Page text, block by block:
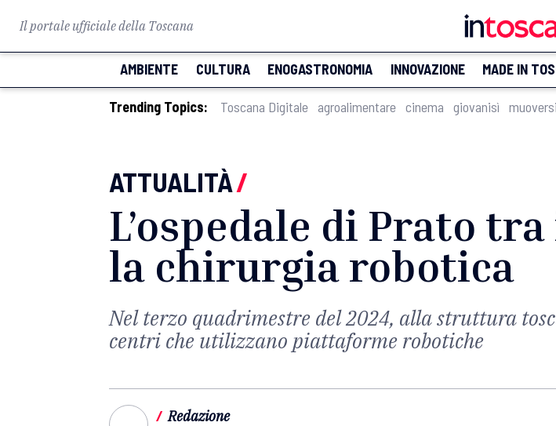
Il portale ufficiale della Toscana
AMBIENTE CULTURA ENOGASTRONOMIA INNOVAZIONE MADE IN
Trending Topics: Toscana Digitale agroalimentare cinema giovanisì
ATTUALITÀ/
L’ospedale di Prato
la chirurgia robotica
Nel terzo quadrimestre del 2024, alla struttura
centri che utilizzano piattaforme robotiche
/ Redazione